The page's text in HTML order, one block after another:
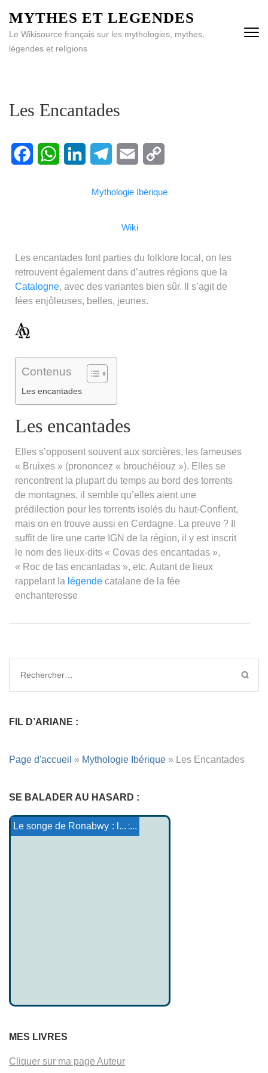
MYTHES ET LEGENDES
Le Wikisource français sur les mythologies, mythes,
légendes et religions
Les Encantades
Link
Mythologie Ibérique
Wiki
Les encantades font parties du folklore local, on les
retrouvent également dans d’autres régions que la
Catalogne, avec des variantes bien sûr. Il s’agit de
fées enjôleuses, belles, jeunes.
Contenus
Les encantades
Les encantades
Elles s’opposent souvent aux sorcières, les fameuses
« Bruixes » (prononcez « brouchéiouz »). Elles se
rencontrent la plupart du temps au bord des torrents
de montagnes, il semble qu’elles aient une
prédilection pour les torrents isolés du haut-Conflent,
mais on en trouve aussi en Cerdagne. La preuve ? Il
suffit de lire une carte IGN de la région, il y est inscrit
le nom des lieux-dits « Covas des encantadas »,
« Roc de las encantadas », etc. Autant de lieux
rappelant la légende catalane de la fée
enchanteresse
FIL D’ARIANE :
Page d'accueil » Mythologie Ibérique » Les Encantades
SE BALADER AU HASARD :
Le Fantôme de l'Arbre
Conte Tokelau : Alomoanak...
Contes de Canterburry : l...
Le Magicien Ferragio
Contes basques 13
Renaud de Beaujeu
Le songe de Ronabwy
MES LIVRES
Cliquer sur ma page Auteur